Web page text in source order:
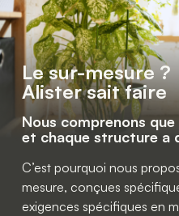
Le sur-mesure ?
Alister sait faire
Nous comprenons
et chaque structure a
C’est pourquoi nous
mesure, conçues
exigences spécifiques en